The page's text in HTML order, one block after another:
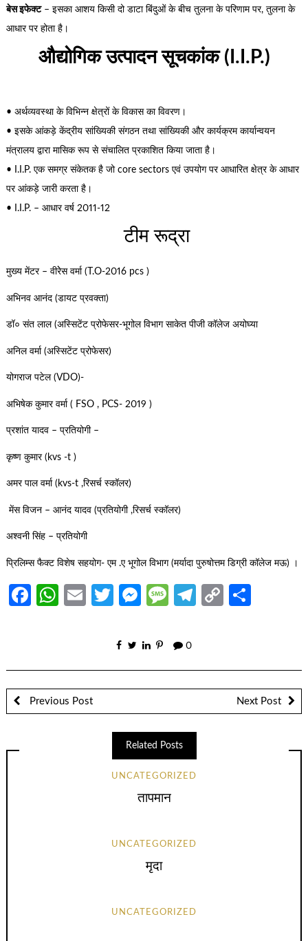
बेस इफेक्ट– इसका आशय किसी दो डाटा बिंदुओं के बीच तुलना के परिणाम पर, तुलना के
आधार पर होता है।
औद्योगिक उत्पादन सूचकांक (I.I.P.)
• अर्थव्यवस्था के विभिन्न क्षेत्रों के विकास का विवरण।
• इसके आंकड़े केंद्रीय सांख्यिकी संगठन तथा सांख्यिकी और कार्यक्रम कार्यान्वयन
मंत्रालय द्वारा मासिक रूप से संचालित प्रकाशित किया जाता है।
• I.I.P. एक समग्र संकेतक है जो core sectors एवं उपयोग पर आधारित क्षेत्र के आधार
पर आंकड़े जारी करता है।
• I.I.P. – आधार वर्ष 2011-12
टीम रूद्रा
मुख्य मेंटर – वीरेेस वर्मा (T.O-2016 pcs )
अभिनव आनंद (डायट प्रवक्ता)
डॉ० संत लाल (अस्सिटेंट प्रोफेसर-भूगोल विभाग साकेत पीजी कॉलेज अयोघ्या
अनिल वर्मा (अस्सिटेंट प्रोफेसर)
योगराज पटेल (VDO)-
अभिषेक कुमार वर्मा ( FSO , PCS- 2019 )
प्रशांत यादव – प्रतियोगी –
कृष्ण कुमार (kvs -t )
अमर पाल वर्मा (kvs-t ,रिसर्च स्कॉलर)
मेंस विजन – आनंद यादव (प्रतियोगी ,रिसर्च स्कॉलर)
अश्वनी सिंह – प्रतियोगी
प्रिलिम्स फैक्ट विशेष सहयोग- एम .ए भूगोल विभाग (मर्यादा पुरुषोत्तम डिग्री कॉलेज मऊ) ।
Facebook
WhatsApp
EmailTwitter
Messenger
Message
Telegram
Copy
0
Previous Post Next Post
Related Posts
UNCATEGORIZED
तापमान
UNCATEGORIZED
मृदा
UNCATEGORIZED